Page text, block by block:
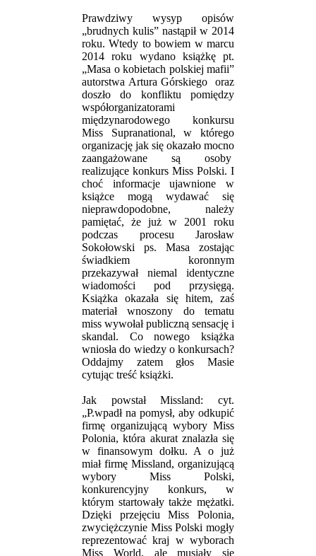
Prawdziwy wysyp opisów
„brudnych kulis” nastąpił w 2014
roku. Wtedy to bowiem w marcu
2014 roku wydano książkę pt.
„Masa o kobietach polskiej mafii”
autorstwa Artura Górskiego oraz
doszło do konfliktu pomiędzy
współorganizatorami
międzynarodowego konkursu
Miss Supranational, w którego
organizację jak się okazało mocno
zaangażowane są osoby
realizujące konkurs Miss Polski. I
choć informacje ujawnione w
książce mogą wydawać się
nieprawdopodobne, należy
pamiętać, że już w 2001 roku
podczas procesu Jarosław
Sokołowski ps. Masa zostając
świadkiem koronnym
przekazywał niemal identyczne
wiadomości pod przysięgą.
Książka okazała się hitem, zaś
materiał wnoszony do tematu
miss wywołał publiczną sensację i
skandal. Co nowego książka
wniosła do wiedzy o konkursach?
Oddajmy zatem głos Masie
cytując treść książki.
Jak powstał Missland: cyt.
„P.wpadł na pomysł, aby odkupić
firmę organizującą wybory Miss
Polonia, która akurat znalazła się
w finansowym dołku. A o już
miał firmę Missland, organizującą
wybory Miss Polski,
konkurencyjny konkurs, w
którym startowały także mężatki.
Dzięki przejęciu Miss Polonia,
zwyciężczynie Miss Polski mogły
reprezentować kraj w wyborach
Miss World, ale musiały się